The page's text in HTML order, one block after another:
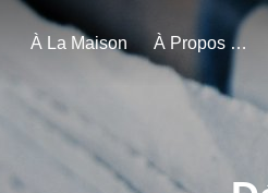
À La Maison À Propos De Nous